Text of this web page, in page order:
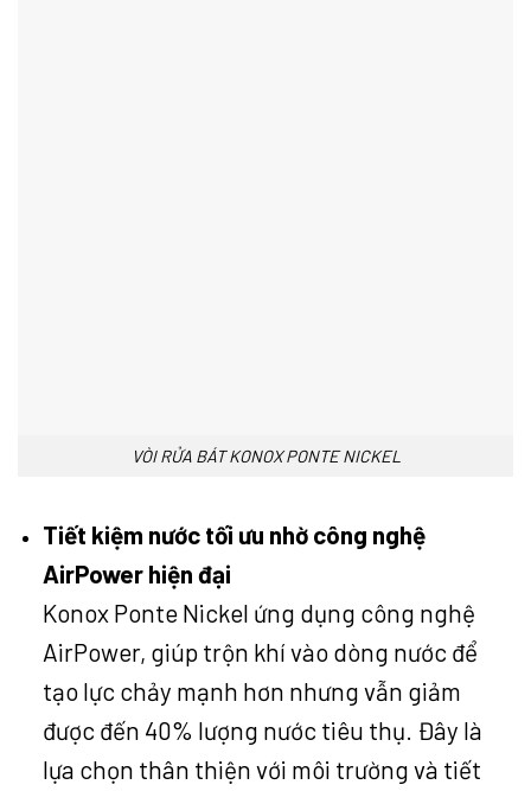
VÒI RỬA BÁT KONOX PONTE NICKEL
Tiết kiệm nước tối ưu nhờ công nghệ
AirPower hiện đại
Konox Ponte Nickel ứng dụng công nghệ
AirPower, giúp trộn khí vào dòng nước để
tạo lực chảy mạnh hơn nhưng vẫn giảm
được đến 40% lượng nước tiêu thụ. Đây là
lựa chọn thân thiện với môi trường và tiết